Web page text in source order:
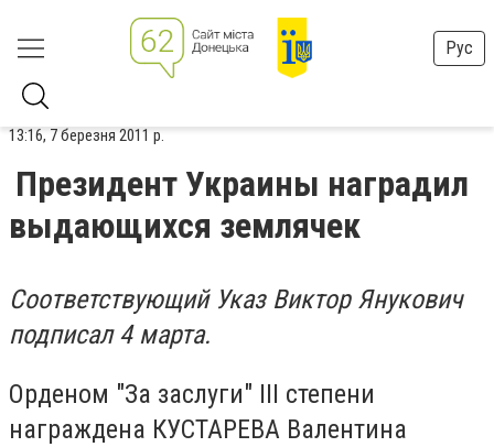
Рус
13:16, 7 березня 2011 р.
Президент Украины наградил
выдающихся землячек
Соответствующий Указ Виктор Янукович
подписал 4 марта.
Орденом "За заслуги" III степени
награждена КУСТАРЕВА Валентина